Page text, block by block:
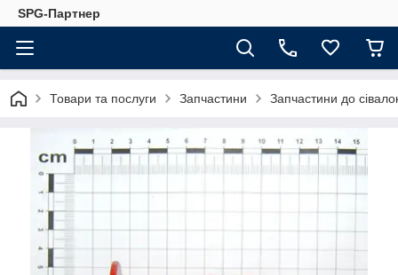
SPG-Партнер
Товари та послуги Запчастини Запчастини до